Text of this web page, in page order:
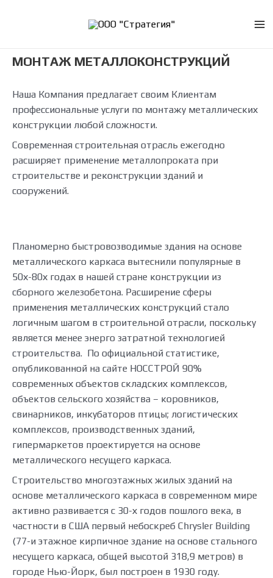
МОНТАЖ МЕТАЛЛОКОНСТРУКЦИЙ
Наша Компания предлагает своим Клиентам
профессиональные услуги по монтажу металлических
конструкции любой сложности.
Современная строительная отрасль ежегодно
расширяет применение металлопроката при
строительстве и реконструкции зданий и
сооружений.
Планомерно быстровозводимые здания на основе
металлического каркаса вытеснили популярные в
50х-80х годах в нашей стране конструкции из
сборного железобетона. Расширение сферы
применения металлических конструкций стало
логичным шагом в строительной отрасли, поскольку
является менее энерго затратной технологией
строительства. По официальной статистике,
опубликованной на сайте НОССТРОЙ 90%
современных объектов складских комплексов,
объектов сельского хозяйства – коровников,
свинарников, инкубаторов птицы; логистических
комплексов, производственных зданий,
гипермаркетов проектируется на основе
металлического несущего каркаса.
Строительство многоэтажных жилых зданий на
основе металлического каркаса в современном мире
активно развивается с 30-х годов пошлого века, в
частности в США первый небоскреб Chrysler Building
(77-и этажное кирпичное здание на основе стального
несущего каркаса, общей высотой 318,9 метров) в
городе Нью-Йорк, был построен в 1930 году.